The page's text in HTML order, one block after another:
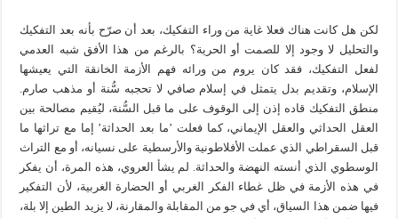
لكن هل كانت هناك فعلا غاية من وراء التفكيك، بعد أن صرّح بأنه بعد التفكيك
والتحليل لا وجود إلا للصمت أو الحرية؟ بالرغم من هذا الأفق شبه العدمي
لفعل التفكيك، فقد كان يروم من ورائه فهم الأزمة الخانقة التي يعيشها
الإسلام، وتقديم بدل يتمثل في إسلام صافي لا تحجبه سُّنة أو مذهب صارم.
منطق التفكيك قاده إذن إلى الوقوف على ما قبل السُّنة، ليُقيم مصالحة بين
العقل الحداثي والعقل الإيماني، كما فعلت ’ما بعد الحداثة’ إما مع تراثها ما
قبل السقراطي الذي عملت الأفلاطونية والأرسطية على نسيانه، أو مع التراث
الوسطوي الذي أنسته النهضة والحداثة. لم يشأ العروي، هذه المرة، أن يفكر
في هذه الأزمة في ظل غطاء الفكر الغربي أو الحضارة الغربية، لأن التفكير
فيها ضمن هذا السياق، أي في جو من المقابلة والمقارنة، لا يزيد الطين إلا بلة،